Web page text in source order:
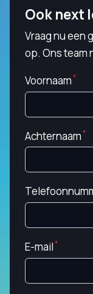
Ook next
Vraag nu een
op. Ons team
Voornaam
Achternaam
E-mail